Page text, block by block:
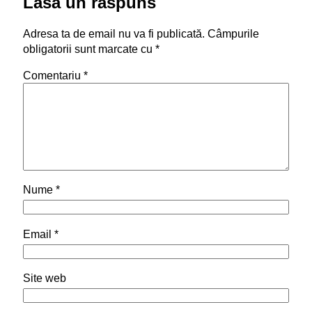
Adresa ta de email nu va fi publicată. Câmpurile
obligatorii sunt marcate cu *
Comentariu *
Nume *
Email *
Site web